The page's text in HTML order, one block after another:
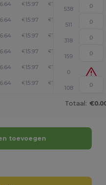
€15.97 €15.31
538
€15.97 €15.31
511
€15.97 €15.31
318
€15.97 €15.31
159
€15.97 €15.31
0
€15.97 €15.31
108
Totaal:
toevoegen